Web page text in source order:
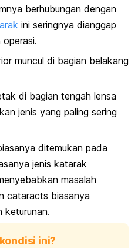
berhubungan dengan
ini seringnya dianggap
muncul di bagian belakang
di bagian tengah lensa
jenis yang paling sering
ditemukan pada
jenis katarak
masalah
cataracts biasanya
keturunan.
ini?